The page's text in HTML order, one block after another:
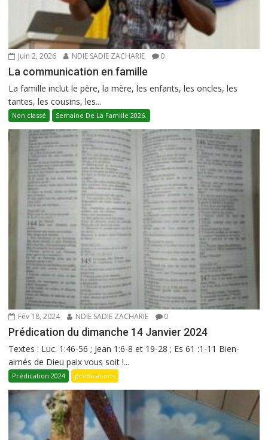
Juin 2, 2026 NDIE SADIE ZACHARIE 0
La communication en famille
La famille inclut le père, la mère, les enfants, les oncles, les
tantes, les cousins, les...
Non classé Semaine De La Famille 2026.
Fév 18, 2024 NDIE SADIE ZACHARIE 0
Prédication du dimanche 14 Janvier 2024
Textes : Luc. 1:46-56 ; Jean 1:6-8 et 19-28 ; Es 61 :1-11 Bien-
aimés de Dieu paix vous soit !...
Prédication 2024 prédications